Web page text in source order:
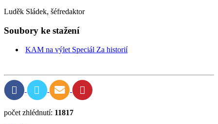
Luděk Sládek, šéfredaktor
Soubory ke stažení
KAM na výlet Speciál Za historií
počet zhlédnutí: 11817